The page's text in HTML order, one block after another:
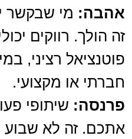
אהבה: מי שבקשר
זה הולך. רווקים
פוטנציאל רציני,
חברתי או מקצועי.
פרנסה: שיתופי
אתכם. זה לא שבוע